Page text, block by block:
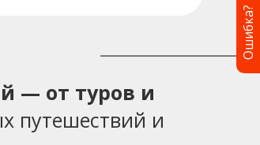
— от туров и
путешествий и
Ошибка?